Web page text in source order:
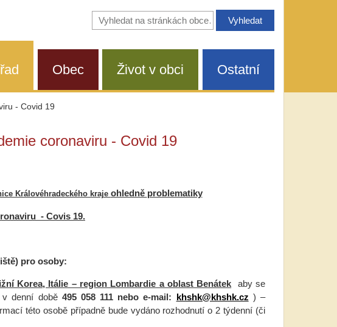
Vyhledávání
na
Obec Život v obci Ostatní
- Covid 19
coronaviru - Covid 19
Královéhradeckého kraje ohledně problematiky
- Covis 19.
pro osoby:
Korea, Itálie – region Lombardie a oblast Benátek
aby se
denní době 495 058 111 nebo e-mail: khshk@khshk.cz ) –
této osobě případně bude vydáno rozhodnutí o 2 týdenní (či